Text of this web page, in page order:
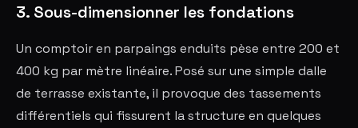
3. Sous-dimensionner les fondations
Un comptoir en parpaings enduits pèse entre 200 et
400 kg par mètre linéaire. Posé sur une simple dalle
de terrasse existante, il provoque des tassements
différentiels qui fissurent la structure en quelques